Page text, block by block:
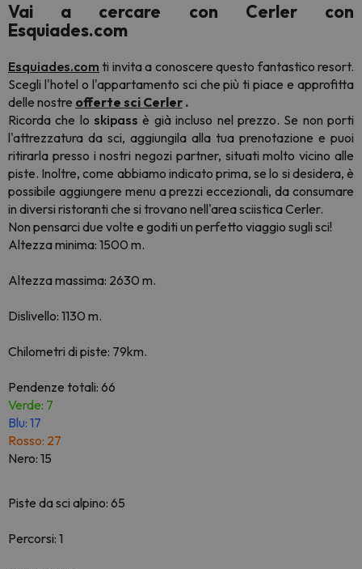
Vai a cercare con Cerler con
Esquiades.com
Esquiades.com ti invita a conoscere questo fantastico resort.
Scegli l'hotel o l'appartamento sci che più ti piace e approfitta
delle nostre offerte sci Cerler .
Ricorda che lo skipass è già incluso nel prezzo. Se non porti
l'attrezzatura da sci, aggiungila alla tua prenotazione e puoi
ritirarla presso i nostri negozi partner, situati molto vicino alle
piste. Inoltre, come abbiamo indicato prima, se lo si desidera, è
possibile aggiungere menu a prezzi eccezionali, da consumare
in diversi ristoranti che si trovano nell'area sciistica Cerler.
Non pensarci due volte e goditi un perfetto viaggio sugli sci!
Altezza minima: 1500 m.
Altezza massima: 2630 m.
Dislivello: 1130 m.
Chilometri di piste: 79km.
Pendenze totali: 66
Verde: 7
Blu: 17
Rosso: 27
Nero: 15
Piste da sci alpino: 65
Percorsi: 1